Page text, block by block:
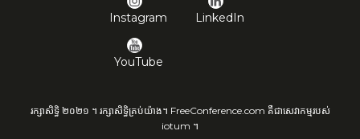
Instagram LinkedIn
YouTube
រក្សាសិទ្ធិ ២០២១ ។ រក្សាសិទ្ធិគ្រប់យ៉ាង។ FreeConference.com គឺជាសេវាកម្មរបស់
iotum ។